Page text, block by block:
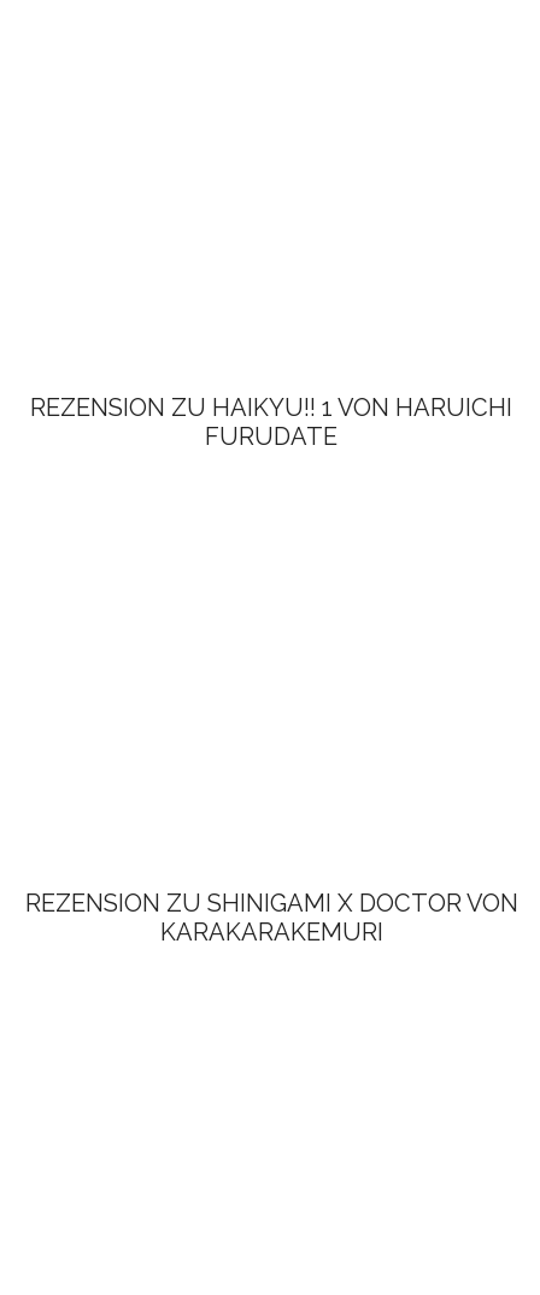
REZENSION ZU HAIKYU!! 1 VON HARUICHI
FURUDATE
REZENSION ZU SHINIGAMI X DOCTOR VON
KARAKARAKEMURI